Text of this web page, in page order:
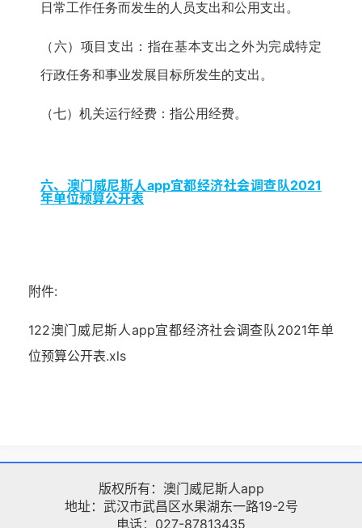
日常工作任务而发生的人员支出和公用支出。
（六）项目支出：指在基本支出之外为完成特定
行政任务和事业发展目标所发生的支出。
（七）机关运行经费：指公用经费。
六、澳门威尼斯人app宜都经济社会调查队2021
年单位预算公开表
附件:
122澳门威尼斯人app宜都经济社会调查队2021年单
位预算公开表.xls
版权所有：澳门威尼斯人app
地址：武汉市武昌区水果湖东一路19-2号
电话：027-87813435